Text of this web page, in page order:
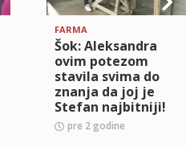
FARMA
Šok: Aleksandra
ovim potezom
stavila svima do
znanja da joj je
Stefan najbitniji!
(VIDEO)
pre 2 godine